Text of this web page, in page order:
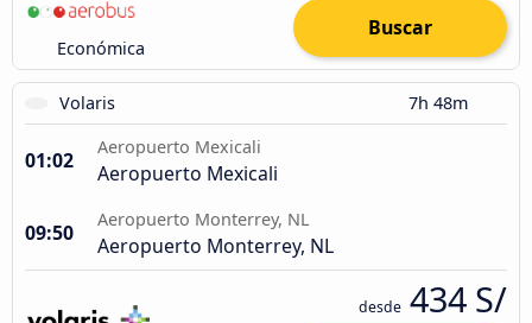
Económica
Buscar
Volaris 7h 48m
01:02
Aeropuerto Mexicali
Aeropuerto Mexicali
09:50
Aeropuerto Monterrey, NL
Aeropuerto Monterrey, NL
desde 434 S/